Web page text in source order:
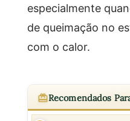
especialmente
de queimação no
com o calor.
Recomendados